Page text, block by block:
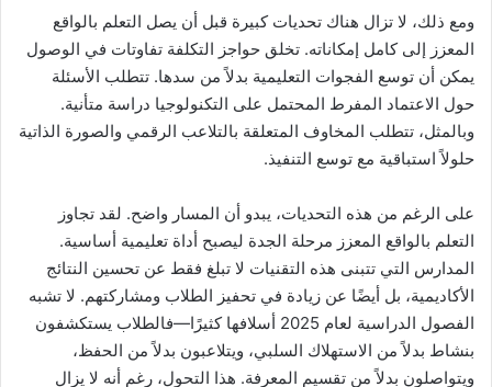
ومع ذلك، لا تزال هناك تحديات كبيرة قبل أن يصل التعلم بالواقع
المعزز إلى كامل إمكاناته. تخلق حواجز التكلفة تفاوتات في الوصول
يمكن أن توسع الفجوات التعليمية بدلاً من سدها. تتطلب الأسئلة
حول الاعتماد المفرط المحتمل على التكنولوجيا دراسة متأنية.
وبالمثل، تتطلب المخاوف المتعلقة بالتلاعب الرقمي والصورة الذاتية
حلولاً استباقية مع توسع التنفيذ.
على الرغم من هذه التحديات، يبدو أن المسار واضح. لقد تجاوز
التعلم بالواقع المعزز مرحلة الجدة ليصبح أداة تعليمية أساسية.
المدارس التي تتبنى هذه التقنيات لا تبلغ فقط عن تحسين النتائج
الأكاديمية، بل أيضًا عن زيادة في تحفيز الطلاب ومشاركتهم. لا تشبه
الفصول الدراسية لعام 2025 أسلافها كثيرًا—فالطلاب يستكشفون
بنشاط بدلاً من الاستهلاك السلبي، ويتلاعبون بدلاً من الحفظ،
ويتواصلون بدلاً من تقسيم المعرفة. هذا التحول، رغم أنه لا يزال